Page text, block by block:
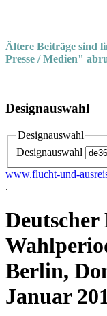
Ältere Beiträge sind
Presse / Medien"
Designauswahl
Designauswahl
Designauswahl
www.flucht-und-
.
Deutscher
Berlin,
Januar